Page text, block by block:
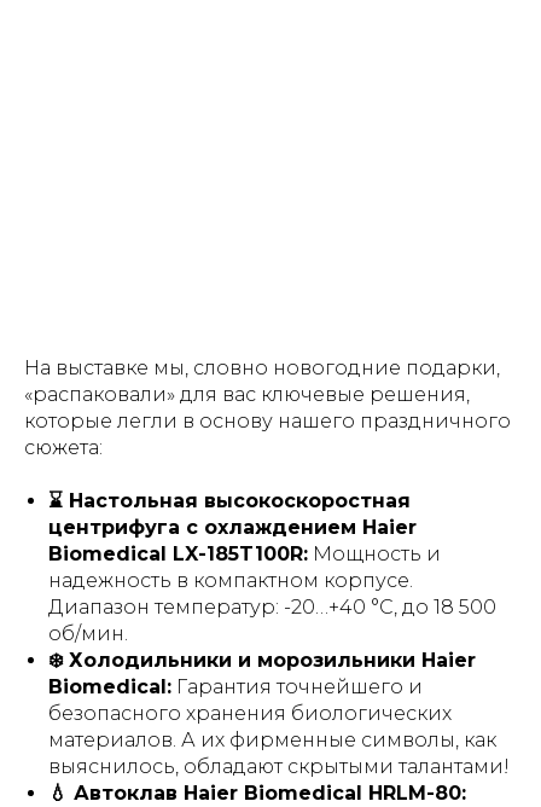
На выставке мы, словно новогодние подарки,
«распаковали» для вас ключевые решения,
которые легли в основу нашего праздничного
сюжета:
⌛ Настольная высокоскоростная
центрифуга с охлаждением Haier
Biomedical LX-185T100R: Мощность и
надежность в компактном корпусе.
Диапазон температур: -20…+40 °C, до 18 500
об/мин.
❄️ Холодильники и морозильники Haier
Biomedical: Гарантия точнейшего и
безопасного хранения биологических
материалов. А их фирменные символы, как
выяснилось, обладают скрытыми талантами!
💧 Автоклав Haier Biomedical HRLM-80: